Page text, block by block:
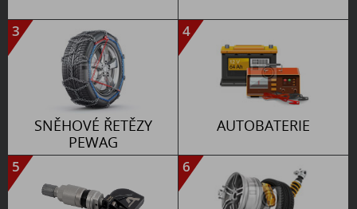
3
SNĚHOVÉ ŘETĚZY
PEWAG
4
AUTOBATERIE
5 6